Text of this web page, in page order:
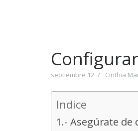
septiembre 12 Cinthia
Indice
1.- Asegúrate